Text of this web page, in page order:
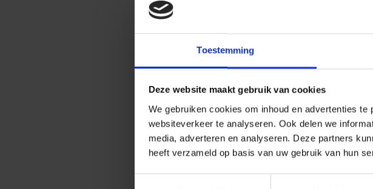
Toestemming
Deze website maakt gebruik van cookies
We gebruiken cookies om inhoud en advertenties
websiteverkeer te analyseren. Ook delen we
media, adverteren en analyseren. Deze partners
heeft verzameld op basis van uw gebruik van hun